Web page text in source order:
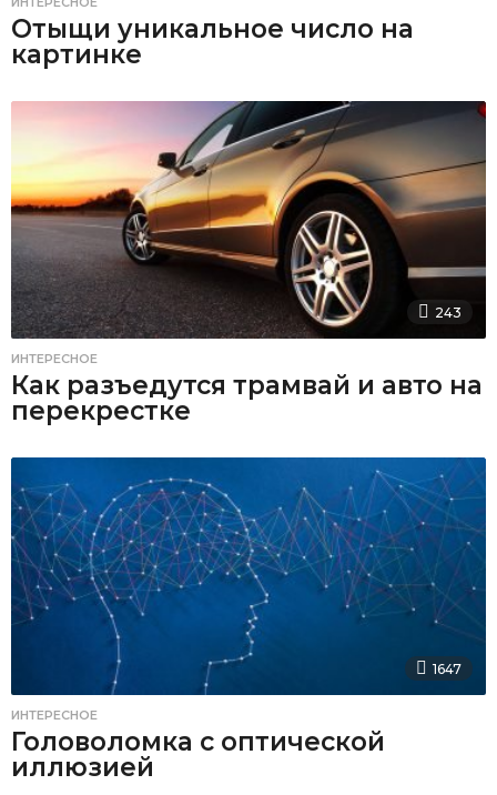
Отыщи уникальное число на
картинке
243
ИНТЕРЕСНОЕ
Как разъедутся трамвай и авто на
перекрестке
1647
ИНТЕРЕСНОЕ
Головоломка с оптической
иллюзией